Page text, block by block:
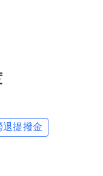
泛，從親友、兒童
退提撥金